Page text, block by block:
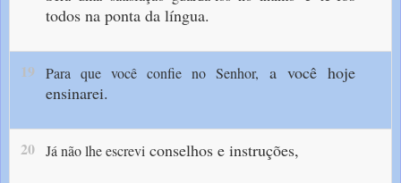
todos na ponta da língua.
19 Para que você confie no Senhor, a você hoje
ensinarei.
20 Já não lhe escrevi conselhos e instruções,